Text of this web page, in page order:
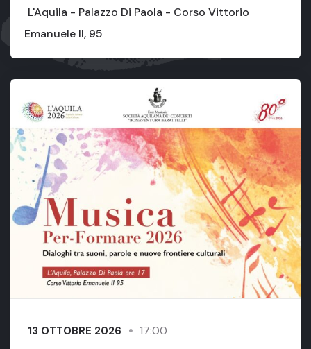
L'Aquila - Palazzo Di Paola - Corso Vittorio
Emanuele II, 95
13 OTTOBRE 2026 17:00